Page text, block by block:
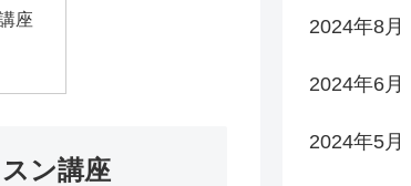
座
ン講座
2024年8月
2024年6月
2024年5月